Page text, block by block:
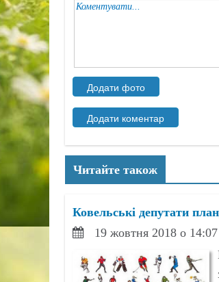
Читайте також
Ковельські депутати
19 жовтня 2018 о 14:07